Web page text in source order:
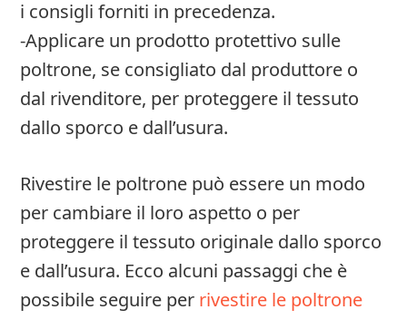
i consigli forniti in precedenza.
-Applicare un prodotto protettivo sulle
poltrone, se consigliato dal produttore o
dal rivenditore, per proteggere il tessuto
dallo sporco e dall’usura.
Rivestire le poltrone può essere un modo
per cambiare il loro aspetto o per
proteggere il tessuto originale dallo sporco
e dall’usura. Ecco alcuni passaggi che è
possibile seguire per rivestire le poltrone